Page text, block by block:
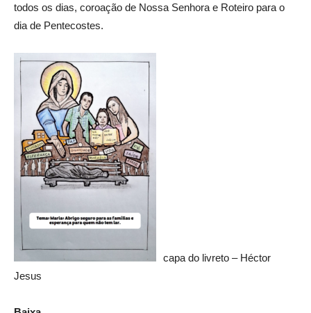
todos os dias, coroação de Nossa Senhora e Roteiro para o
dia de Pentecostes.
capa do livreto – Héctor
Jesus